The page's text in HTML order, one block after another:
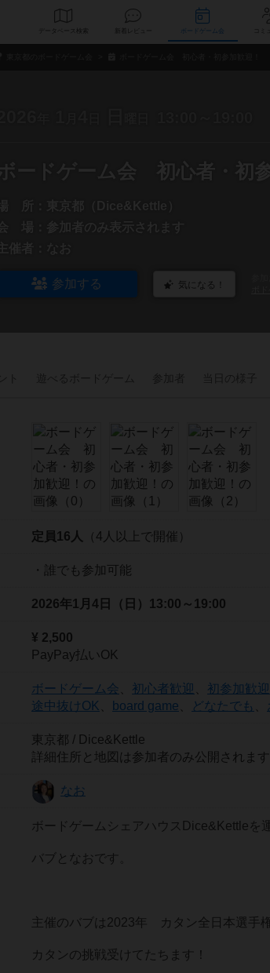
データベース 新着レビュー
ボードゲーム会 初心者・初参
場 所：
東京都（Dice&Kettle）
会 場：
参加者のみ表示されます
主催者：
参加する 気になる！
定員16人 （4人以上で開催）
・誰でも参加可能
2026年1月4日（日） 13:00～19:00
¥ 2,500
PayPay払いOK
ボードゲーム会 初心者歓迎 初参加歓迎
途中抜けOK
board game どなたでも
東京都 / Dice&Kettle
詳細住所と地図は参加者のみ公開されます
なお
ボードゲームシェアハウスDice&Kettleを
バブとなおです。
主催のバブは2023年 カタン全日本選手
カタンの挑戦受けてたちます！